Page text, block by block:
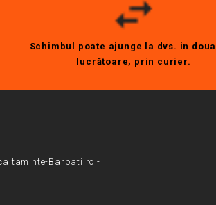
Schimbul poate ajunge la dvs. in
lucrătoare, prin curier.
Barbati.ro -